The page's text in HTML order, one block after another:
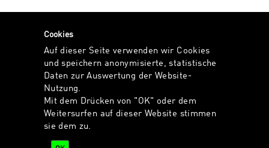
Cookies
Auf dieser Seite verwenden wir Cookies
und speichern anonymisierte, statistische
Daten zur Auswertung der Website-
Nutzung.
Mit dem Drücken von "OK" oder dem
Weitersurfen auf dieser Website stimmen
sie dem zu.